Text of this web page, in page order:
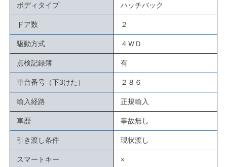
ボディタイプ ハッチバック
ドア数 ２
駆動方式 ４ＷＤ
点検記録簿 有
車台番号（下3けた） ２８６
輸入経路 正規輸入
車歴 事故無し
引き渡し条件 現状渡し
スマートキー ×